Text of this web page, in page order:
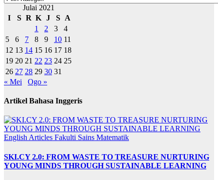
Julai 2021
I
S R K J S
A
1
2 3
4
5
6 7 8 9 10 11
12 13 14 15 16 17 18
19 20 21 22 23 24 25
26 27 28 29 30 31
« Mei
Ogo »
Artikel Bahasa Inggeris
English Articles Fakulti Sains Matematik
SKI.CY 2.0: FROM WASTE TO TREASURE NURTURING
YOUNG MINDS THROUGH SUSTAINABLE LEARNING